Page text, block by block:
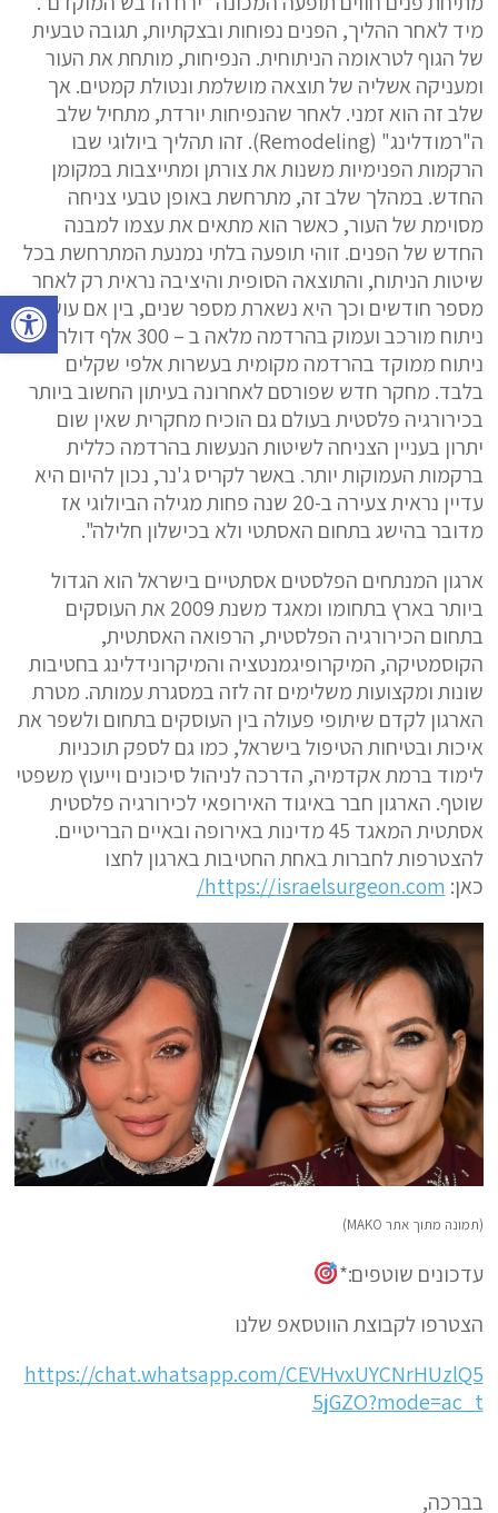
פתח סרגל נגישות
מיד לאחר ההליך, הפנים נפוחות ובצקתיות, תגובה טבעית
של הגוף לטראומה הניתוחית. הנפיחות, מותחת את העור
ומעניקה אשליה של תוצאה מושלמת ונטולת קמטים. אך
שלב זה הוא זמני. לאחר שהנפיחות יורדת, מתחיל שלב
ה"רמודלינג" (Remodeling). זהו תהליך ביולוגי שבו
הרקמות הפנימיות משנות את צורתן ומתייצבות במקומן
החדש. במהלך שלב זה, מתרחשת באופן טבעי צניחה
מסוימת של העור, כאשר הוא מתאים את עצמו למבנה
החדש של הפנים. זוהי תופעה בלתי נמנעת המתרחשת בכל
שיטות הניתוח, והתוצאה הסופית והיציבה נראית רק לאחר
מספר חודשים וכך היא נשארת מספר שנים, בין אם עושים
ניתוח מורכב ועמוק בהרדמה מלאה ב – 300 אלף דולר או
ניתוח ממוקד בהרדמה מקומית בעשרות אלפי שקלים
בלבד. מחקר חדש שפורסם לאחרונה בעיתון החשוב ביותר
בכירורגיה פלסטית בעולם גם הוכיח מחקרית שאין שום
יתרון בעניין הצניחה לשיטות הנעשות בהרדמה כללית
ברקמות העמוקות יותר. באשר לקריס ג'נר, נכון להיום היא
עדיין נראית צעירה ב-20 שנה פחות מגילה הביולוגי אז
מדובר בהישג בתחום האסתטי ולא בכישלון חלילה".
ארגון המנתחים הפלסטים אסתטיים בישראל הוא הגדול
ביותר בארץ בתחומו ומאגד משנת 2009 את העוסקים
בתחום הכירורגיה הפלסטית, הרפואה האסתטית,
הקוסמטיקה, המיקרופיגמנטציה והמיקרונידלינג בחטיבות
שונות ומקצועות משלימים זה לזה במסגרת עמותה. מטרת
הארגון לקדם שיתופי פעולה בין העוסקים בתחום ולשפר את
איכות ובטיחות הטיפול בישראל, כמו גם לספק תוכניות
לימוד ברמת אקדמיה, הדרכה לניהול סיכונים וייעוץ משפטי
שוטף. הארגון חבר באיגוד האירופאי לכירורגיה פלסטית
אסתטית המאגד 45 מדינות באירופה ובאיים הבריטיים.
להצטרפות לחברות באחת החטיבות בארגון לחצו
כאן: https://israelsurgeon.com/
(תמונה מתוך אתר MAKO)
עדכונים שוטפים:*
הצטרפו לקבוצת הווטסאפ שלנו
https://chat.whatsapp.com/CEVHvxUYCNrHUzlQ5
5jGZO?mode=ac_t
בברכה,